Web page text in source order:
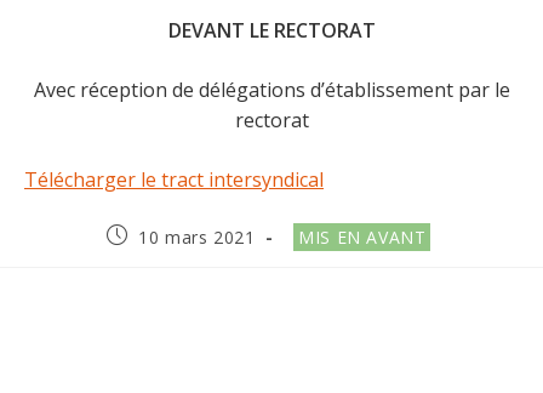
DEVANT LE RECTORAT
Avec réception de délégations d’établissement par le
rectorat
Télécharger le tract intersyndical
Publication
10 mars 2021
Post
category:
MIS EN AVANT